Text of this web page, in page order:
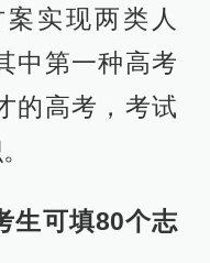
实现两类人
中第一种高考
的高考，考试
生可填80个志